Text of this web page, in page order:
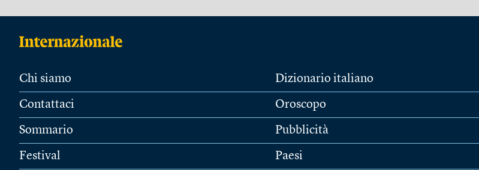
Chi siamo
Contattaci
Sommario
Festival
Dizionario italiano
Oroscopo
Pubblicità
Paesi